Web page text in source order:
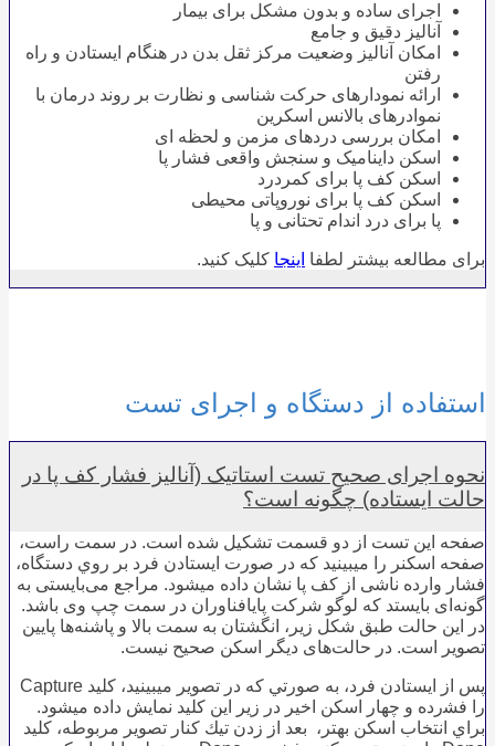
اجرای ساده و بدون مشکل برای بیمار
آنالیز دقیق و جامع
امکان آنالیز وضعیت مرکز ثقل بدن در هنگام ایستادن و راه
رفتن
ارائه نمودارهای حرکت شناسی و نظارت بر روند درمان با
نموادرهای بالانس اسکرین
امکان بررسی دردهای مزمن و لحظه ای
اسکن داینامیک و سنجش واقعی فشار پا
اسکن کف پا برای کمردرد
اسکن کف پا برای نوروپاتی محیطی
پا برای درد اندام تحتانی و پا
برای مطالعه بیشتر لطفا اینجا کلیک کنید.
استفاده از دستگاه و اجرای تست
نحوه اجرای صحیح تست استاتیک (آنالیز فشار کف پا در
حالت ایستاده) چگونه است؟
ﺻﻔﺤﻪ اﻳﻦ ﺗﺴﺖ از دو ﻗﺴﻤﺖ ﺗﺸﻜﻴﻞ ﺷﺪه اﺳﺖ. در ﺳﻤﺖ راﺳﺖ،
ﺻﻔﺤﻪ اﺳﻜﻨﺮ را ﻣﻴﺒﻴﻨﻴﺪ ﻛﻪ در ﺻﻮرت ایستادن فرد ﺑﺮ روي دﺳﺘﮕﺎه،
ﻓﺸﺎر وارده ناشی از کف پا ﻧﺸﺎن داده می­شود. مراجع می‌بایستی به
گونه‌ای بایستد که لوگو شرکت پایافناوران در سمت چپ وی باشد.
در این حالت طبق شکل زیر، انگشتان به سمت بالا و پاشنه‌ها پایین
تصویر است. در حالت‌های دیگر اسکن صحیح نیست.
ﭘﺲ از اﻳﺴﺘﺎدن ﻓﺮد، ﺑﻪ ﺻﻮرﺗﻲ ﻛﻪ در ﺗﺼﻮﻳﺮ ﻣﻴﺒﻴﻨﻴﺪ، ﻛﻠﻴﺪ Capture
را ﻓﺸرده و ﭼﻬﺎر اﺳﻜﻦ اﺧﻴﺮ در زﻳﺮ اﻳﻦ ﻛﻠﻴﺪ ﻧﻤﺎﻳﺶ داده می­شود.
ﺑﺮاي اﻧﺘﺨﺎب اﺳﻜﻦ ﺑﻬﺘﺮ، ﺑﻌﺪ از زدن ﺗﻴﻚ کنار تصویر مربوطه، کلید